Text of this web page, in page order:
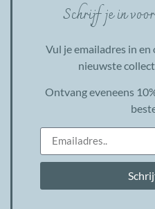
Schrijf je in
Vul je emailadres in
nieuwste
Ontvang eveneens